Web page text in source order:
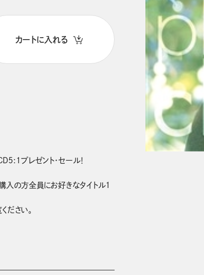
カートに入れる
プレゼント・セール！
の方全員にお好きなタイトル1
ださい。